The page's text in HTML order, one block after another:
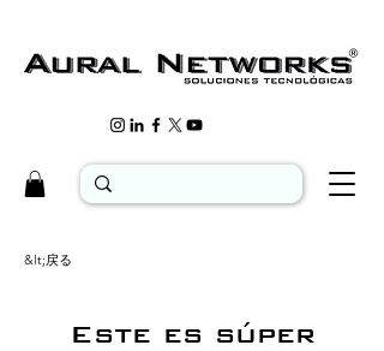
&lt;戻る
Este es súper